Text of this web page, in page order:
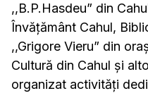
,,B.P.Hasdeu” din
Învățământ Cahul,
,,Grigore Vieru” din
Cultură din Cahul și
organizat activități